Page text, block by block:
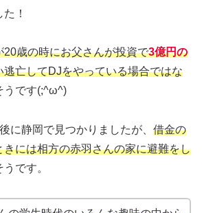
！
20歳の時にお父さんが投資で3億円の
逃亡してDJをやっている場合ではな
うです(;^ω^)
に静岡で見つかりましたが、 借金の
きには相方の赤羽さんの家に避難をし
です。